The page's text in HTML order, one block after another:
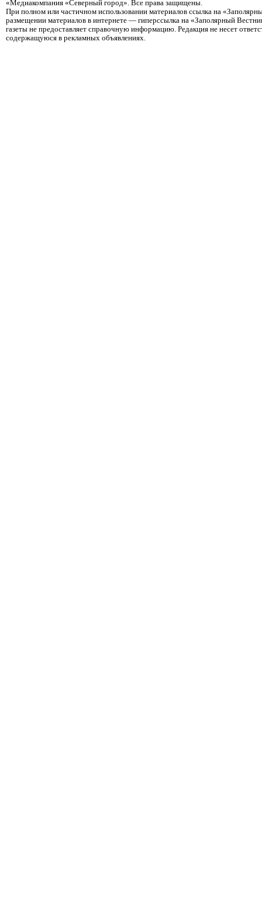
«Медиакомпания «Северный город». Все права защищены.
При полном или частичном использовании материалов ссылка на
размещении материалов в интернете — гиперссылка на «Заполярный
газеты не предоставляет справочную информацию. Редакция не несет
содержащуюся в рекламных объявлениях.